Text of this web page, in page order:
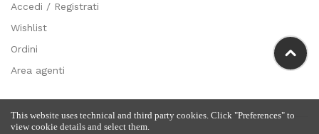
Accedi / Registrati
Wishlist
Ordini
Area agenti
This website uses technical and third party cookies. Click "Preferences" to
view cookie details and select them.